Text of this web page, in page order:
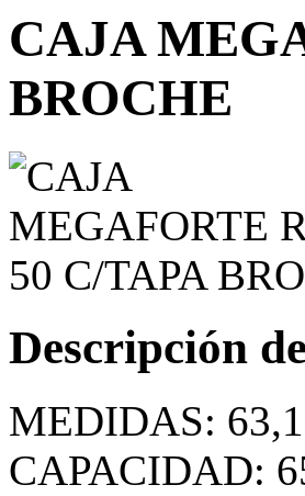
CAJA
BROCHE
Descripción
MEDIDAS:
CAPACIDAD: